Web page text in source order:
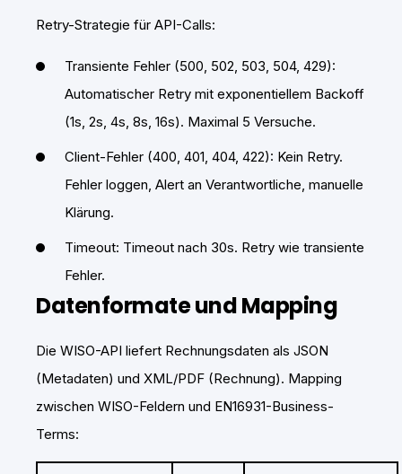
Retry-Strategie für API-Calls:
Transiente Fehler (500, 502, 503, 504, 429):
Automatischer Retry mit exponentiellem Backoff
(1s, 2s, 4s, 8s, 16s). Maximal 5 Versuche.
Client-Fehler (400, 401, 404, 422): Kein Retry.
Fehler loggen, Alert an Verantwortliche, manuelle
Klärung.
Timeout: Timeout nach 30s. Retry wie transiente
Fehler.
Datenformate und Mapping
Die WISO-API liefert Rechnungsdaten als JSON
(Metadaten) und XML/PDF (Rechnung). Mapping
zwischen WISO-Feldern und EN16931-Business-
Terms: